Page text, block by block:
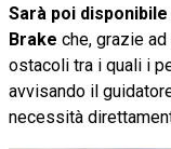
Sarà poi
Brake che, grazie
ostacoli tra i quali i
avvisando il
necessità